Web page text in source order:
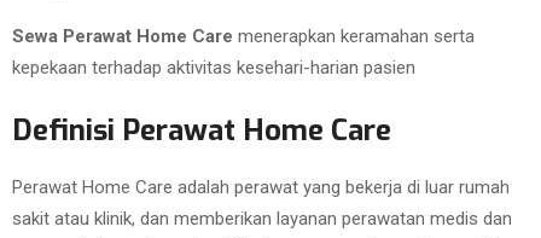
Sewa Perawat Home Care menerapkan keramahan serta
kepekaan terhadap aktivitas kesehari-harian pasien
Definisi Perawat Home Care
Perawat Home Care adalah perawat yang bekerja di luar rumah
sakit atau klinik, dan memberikan layanan perawatan medis dan